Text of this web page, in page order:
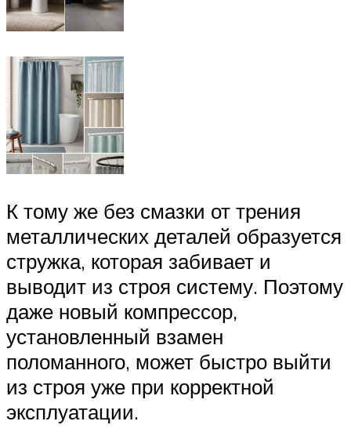
К тому же без смазки от трения
металлических деталей образуется
стружка, которая забивает и
выводит из строя систему. Поэтому
даже новый компрессор,
установленный взамен
поломанного, может быстро выйти
из строя уже при корректной
эксплуатации.